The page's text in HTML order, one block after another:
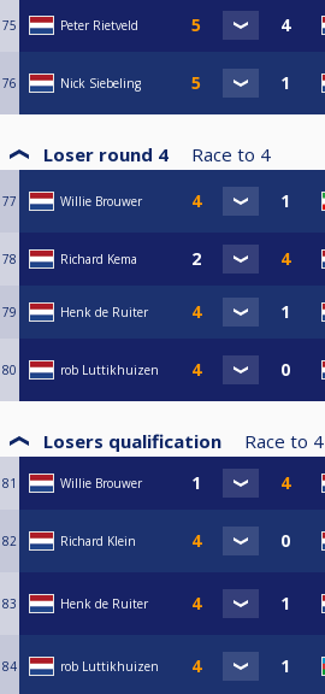
75 Peter Rietveld
76 Nick Siebeling
Loser round 4 Race to 4
77 Willie Brouwer
78 Richard Kema
79 Henk de Ruiter
80 rob Luttikhuizen
Losers qualification Race to 4
81 Willie Brouwer
82 Richard Klein
83 Henk de Ruiter
84 rob Luttikhuizen